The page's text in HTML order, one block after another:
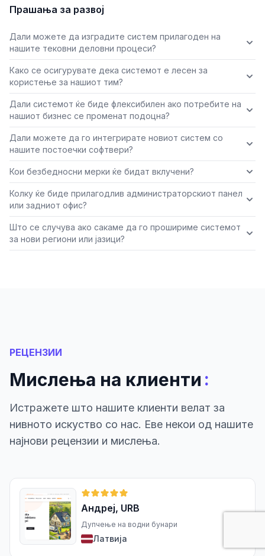
Прашања за развој
Дали можете да изградите систем прилагоден на
нашите тековни деловни процеси?
Како се осигурувате дека системот е лесен за
користење за нашиот тим?
Дали системот ќе биде флексибилен ако потребите на
нашиот бизнес се променат подоцна?
Дали можете да го интегрирате новиот систем со
нашите постоечки софтвери?
Кои безбедносни мерки ќе бидат вклучени?
Колку ќе биде прилагодлив администраторскиот панел
или задниот офис?
Што се случува ако сакаме да го прошириме системот
за нови региони или јазици?
РЕЦЕНЗИИ
Мислења на клиенти :
Истражете што нашите клиенти велат за
нивното искуство со нас. Еве некои од нашите
најнови рецензии и мислења.
Андреј, URB
Дупчење на водни бунари
Латвија